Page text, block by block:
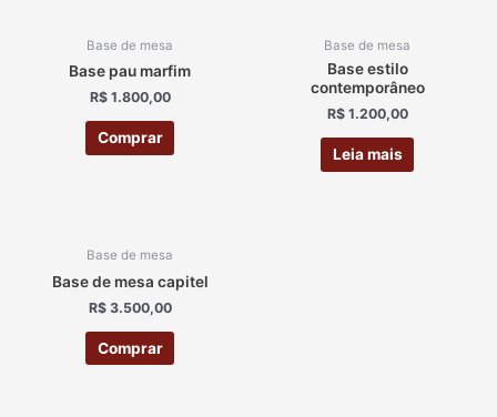
Base de mesa
Base pau marfim
R$1.800,00
Comprar
Base de mesa
Base estilo
contemporâneo
R$1.200,00
Leia mais
Base de mesa
Base de mesa capitel
R$3.500,00
Comprar